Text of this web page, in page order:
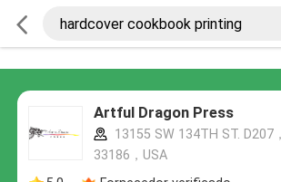
Artful Dragon Press
13155 SW 134TH ST. D207
33186，USA